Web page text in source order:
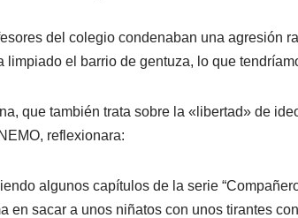
del colegio condenaban una agresión
limpiado el barrio de gentuza, lo que
que también trata sobre la «libertad» de
reflexionara:
algunos capítulos de la serie
en sacar a unos niñatos con unos tirantes